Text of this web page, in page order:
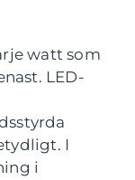
watt som
LED-
I
i